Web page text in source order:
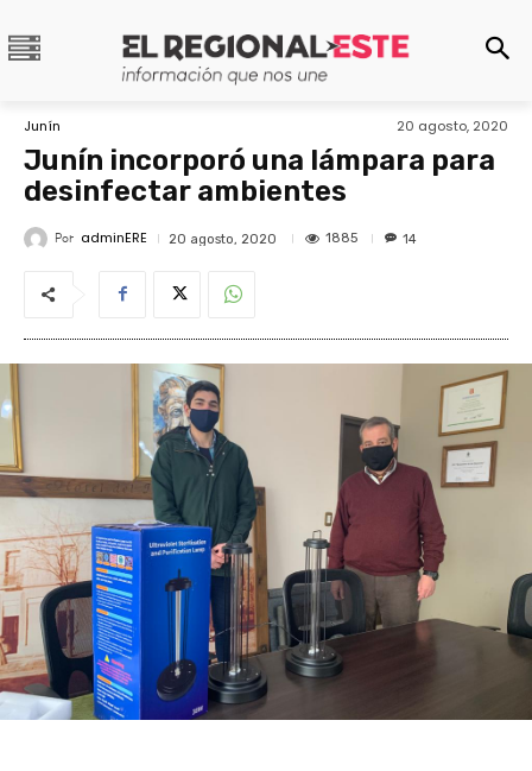
Junín 20 agosto, 2020
Junín incorporó una lámpara para
desinfectar ambientes
Por adminERE 20 agosto, 2020 1885 14